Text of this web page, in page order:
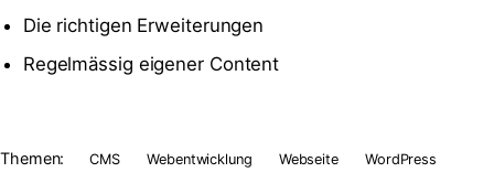
Die richtigen Erweiterungen
Regelmässig eigener Content
Themen: CMS Webentwicklung Webseite WordPress